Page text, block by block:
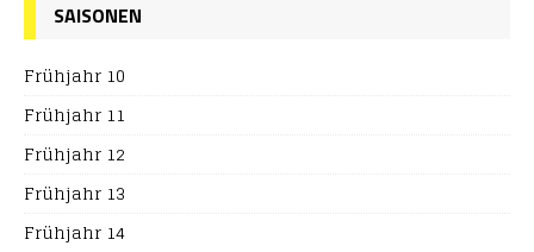
SAISONEN
Frühjahr 10
Frühjahr 11
Frühjahr 12
Frühjahr 13
Frühjahr 14